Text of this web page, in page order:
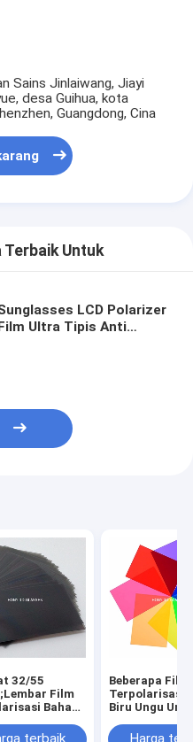
Sains Jinlaiwang, Jiayi
desa Guihua, kota
Guangdong, Cina
Terbaik Untuk
LCD Polarizer
Ultra Tipis Anti
32/55
Film
Bahan
LCD TV
Beberapa Film
Terpolarisasi
Biru Ungu
Memantau